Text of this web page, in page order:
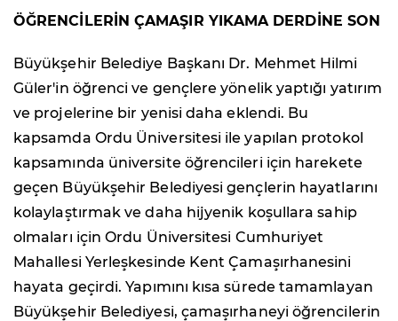
ÖĞRENCİLERİN ÇAMAŞIR YIKAMA DERDİNE SON
Büyükşehir Belediye Başkanı Dr. Mehmet Hilmi
Güler'in öğrenci ve gençlere yönelik yaptığı yatırım
ve projelerine bir yenisi daha eklendi. Bu
kapsamda Ordu Üniversitesi ile yapılan protokol
kapsamında üniversite öğrencileri için harekete
geçen Büyükşehir Belediyesi gençlerin hayatlarını
kolaylaştırmak ve daha hijyenik koşullara sahip
olmaları için Ordu Üniversitesi Cumhuriyet
Mahallesi Yerleşkesinde Kent Çamaşırhanesini
hayata geçirdi. Yapımını kısa sürede tamamlayan
Büyükşehir Belediyesi, çamaşırhaneyi öğrencilerin